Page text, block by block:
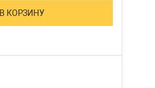
В КОРЗИНУ